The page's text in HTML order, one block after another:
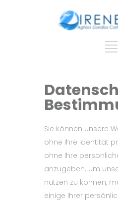
Sie können unsere
ohne Ihre Identität
ohne Ihre
anzugeben. Um
nutzen zu können,
einige Ihrer